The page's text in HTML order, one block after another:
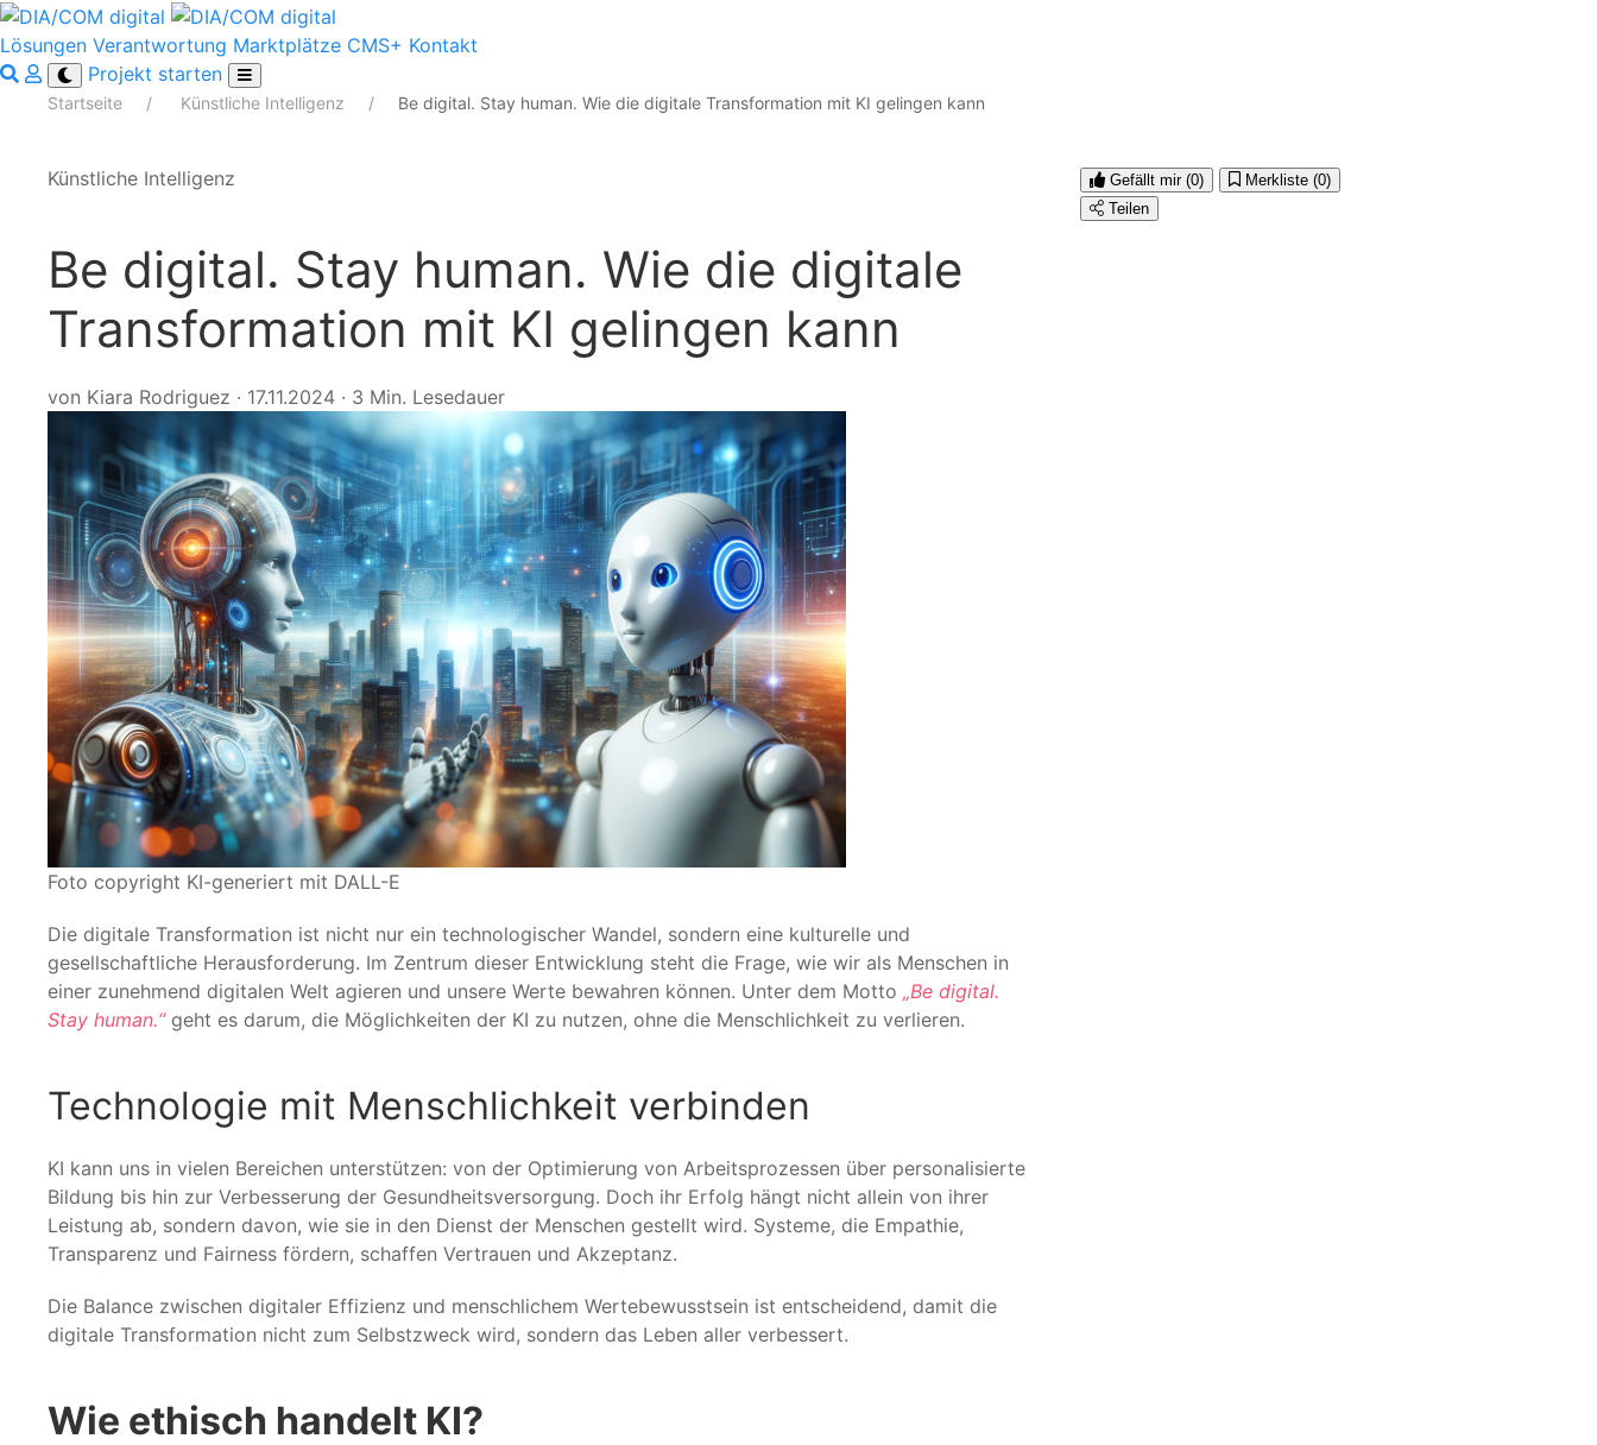
Lösungen Verantwortung Marktplätze CMS+ Kontakt
Projekt starten
Startseite Künstliche Intelligenz Be digital. Stay human. Wie die digitale Transformation mit KI gelingen kann
Künstliche Intelligenz
Be digital. Stay human. Wie die digitale
Transformation mit KI gelingen kann
von Kiara Rodriguez · 17.11.2024 · 3 Min. Lesedauer
Foto copyright KI-generiert mit DALL-E
Die digitale Transformation ist nicht nur ein technologischer Wandel, sondern eine kulturelle und
gesellschaftliche Herausforderung. Im Zentrum dieser Entwicklung steht die Frage, wie wir als Menschen in
einer zunehmend digitalen Welt agieren und unsere Werte bewahren können. Unter dem Motto „Be digital.
Stay human.“geht es darum, die Möglichkeiten der KI zu nutzen, ohne die Menschlichkeit zu verlieren.
Technologie mit Menschlichkeit verbinden
KI kann uns in vielen Bereichen unterstützen: von der Optimierung von Arbeitsprozessen über personalisierte
Bildung bis hin zur Verbesserung der Gesundheitsversorgung. Doch ihr Erfolg hängt nicht allein von ihrer
Leistung ab, sondern davon, wie sie in den Dienst der Menschen gestellt wird. Systeme, die Empathie,
Transparenz und Fairness fördern, schaffen Vertrauen und Akzeptanz.
Die Balance zwischen digitaler Effizienz und menschlichem Wertebewusstsein ist entscheidend, damit die
digitale Transformation nicht zum Selbstzweck wird, sondern das Leben aller verbessert.
Wie ethisch handelt KI?
Gefällt mir (0) Merkliste (0)
Teilen